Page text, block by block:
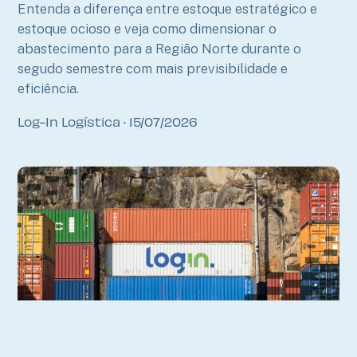
Log-In Logística 15/07/2026
Entenda a diferença entre estoque estratégico e
estoque ocioso e veja como dimensionar o
abastecimento para a Região Norte durante o
segudo semestre com mais previsibilidade e
eficiência.